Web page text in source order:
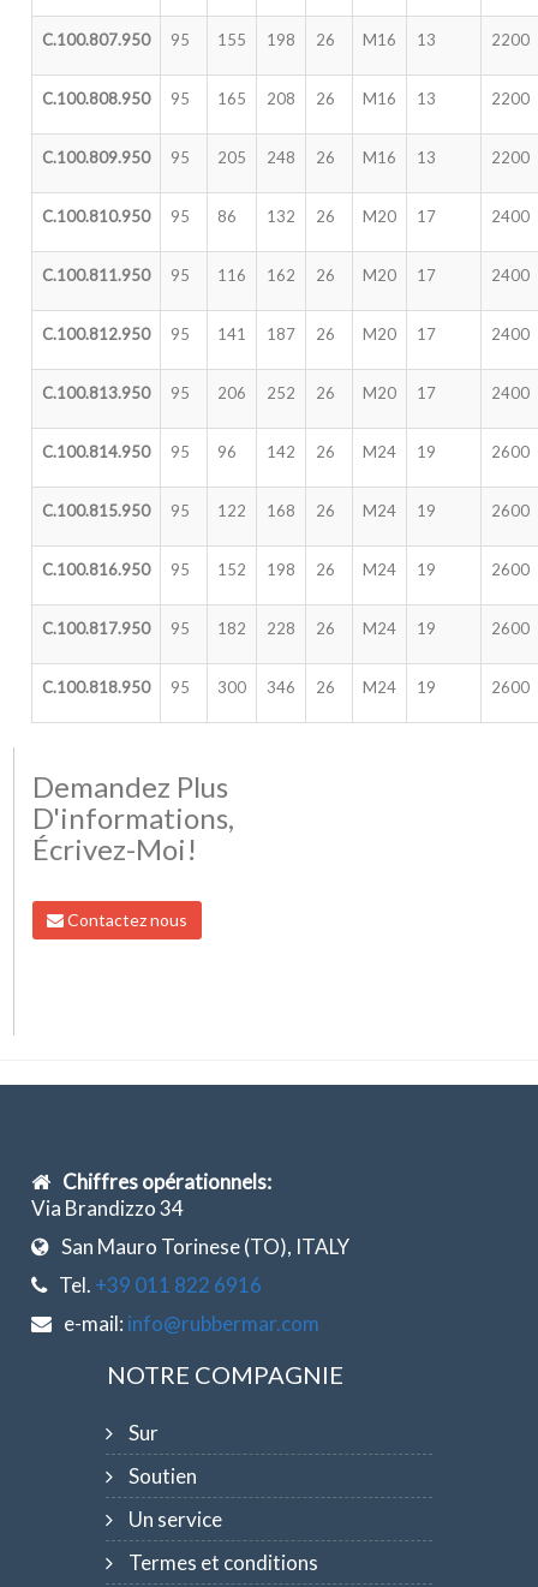
C.100.807.950 95 155 198 26 M16 13 2200
C.100.808.950 95 165 208 26 M16 13 2200
C.100.809.950 95 205 248 26 M16 13 2200
C.100.810.950 95 86 132 26 M20 17 2400
C.100.811.950 95 116 162 26 M20 17 2400
C.100.812.950 95 141 187 26 M20 17 2400
C.100.813.950 95 206 252 26 M20 17 2400
C.100.814.950 95 96 142 26 M24 19 2600
C.100.815.950 95 122 168 26 M24 19 2600
C.100.816.950 95 152 198 26 M24 19 2600
C.100.817.950 95 182 228 26 M24 19 2600
C.100.818.950 95 300 346 26 M24 19 2600
Demandez Plus
D'informations,
Écrivez-Moi!
Contactez nous
Chiffres opérationnels:
Via Brandizzo 34
San Mauro Torinese (TO), ITALY
Tel. +39 011 822 6916
e-mail: info@rubbermar.com
NOTRE COMPAGNIE
Sur
Soutien
Un service
Termes et conditions